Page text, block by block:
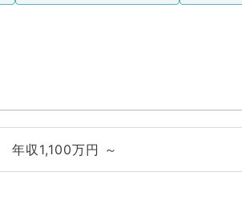
年収1,100万円 ～